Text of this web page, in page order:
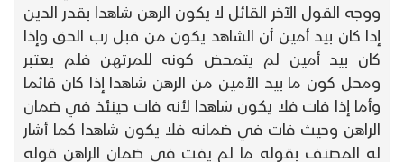
ووجه القول الآخر القائل لا يكون الرهن شاهدا بقدر الدين
إذا كان بيد أمين أن الشاهد يكون من قبل رب الحق وإذا
كان بيد أمين لم يتمحض كونه للمرتهن فلم يعتبر
ومحل كون ما بيد الأمين من الرهن شاهدا إذا كان قائما
وأما إذا فات فلا يكون شاهدا لأنه فات حينئذ في ضمان
الراهن وحيث فات في ضمانه فلا يكون شاهدا كما أشار
له المصنف بقوله ما لم يفت في ضمان الراهن قوله